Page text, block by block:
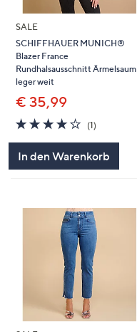
SALE
SCHIFFHAUER MUNICH®
Blazer France
Rundhalsausschnitt Ärmelsaum
leger weit
€ 35,99
4.0
von
(1)1
In den Warenkorb